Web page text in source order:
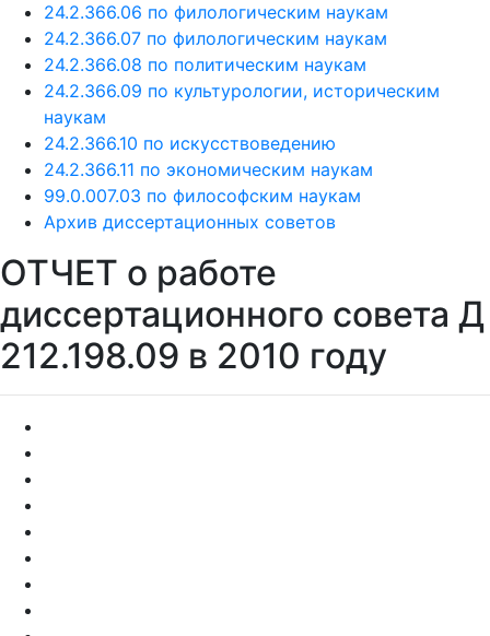
24.2.366.06 по филологическим наукам
24.2.366.07 по филологическим наукам
24.2.366.08 по политическим наукам
24.2.366.09 по культурологии, историческим
наукам
24.2.366.10 по искусствоведению
24.2.366.11 по экономическим наукам
99.0.007.03 по философским наукам
Архив диссертационных советов
ОТЧЕТ о работе
диссертационного совета Д
212.198.09 в 2010 году